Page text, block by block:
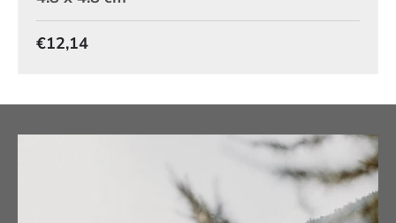
Normaler Preis
€12,14